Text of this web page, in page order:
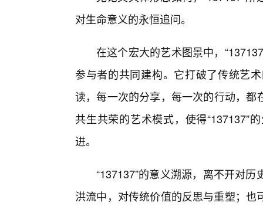
对生命意义的永恒追问。
在这个宏大的艺术图景中，
参与者的共同建构。它打破了传统艺
读，每一次的分享，每一次的行动，都
共生共荣的艺术模式，使得“137137”
进。
“137137”的意义溯源，离不开对
洪流中，对传统价值的反思与重塑；